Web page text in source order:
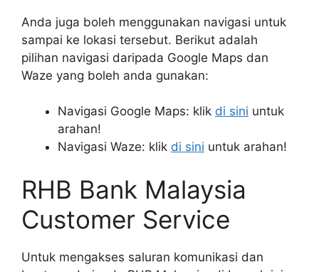
Anda juga boleh menggunakan navigasi untuk
sampai ke lokasi tersebut. Berikut adalah
pilihan navigasi daripada Google Maps dan
Waze yang boleh anda gunakan:
Navigasi Google Maps: klik di sini untuk
arahan!
Navigasi Waze: klik di sini untuk arahan!
RHB Bank Malaysia
Customer Service
Untuk mengakses saluran komunikasi dan